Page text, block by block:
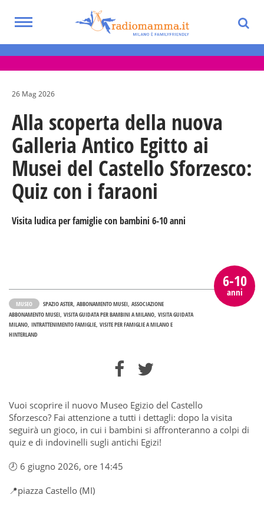
main
Toggle
Eventi per bambini, ragazzi e adolescenti
nella Città Metropolitana di Milano
26 Mag 2026
Alla scoperta della nuova
Galleria Antico Egitto ai
Musei del Castello Sforzesco:
Quiz con i faraoni
Visita ludica per famiglie con bambini 6-10 anni
6-10
anni
MUSEO SPAZIO ASTER ABBONAMENTO MUSEI ASSOCIAZIONE
ABBONAMENTO MUSEI VISITA GUIDATA PER BAMBINI A MILANO VISITA GUIDATA
MILANO INTRATTENIMENTO FAMIGLIE VISITE PER FAMIGLIE A MILANO E
HINTERLAND
Vuoi scoprire il nuovo Museo Egizio del Castello
Sforzesco? Fai attenzione a tutti i dettagli: dopo la visita
seguirà un gioco, in cui i bambini si affronteranno a colpi di
quiz e di indovinelli sugli antichi Egizi!
🕗 6 giugno 2026, ore 14:45
📍piazza Castello (MI)